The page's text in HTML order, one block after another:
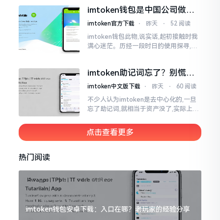
人攻击
imtoken钱包是中国公司做的
吗？一文说清楚
imtoken官方下载 ⋅ 昨天 ⋅ 52 阅读
imtoken钱包此物,说实话,起初接触时我
满心迷茫。历经一段时日的使用探寻,我
李鹏
imtoken助记词忘了？别慌，
这招能救你
imtoken中文版下载 ⋅ 昨天 ⋅ 60 阅读
不少人认为imtoken是去中心化的,一旦
忘了助记词,就相当于资产没了,实际上这
否还存在。假设你的手机没丢,且一直处
于网络连接状态
点击查看更多
热门阅读
imtoken钱包安卓下载：入口在哪？老玩家的经验分享